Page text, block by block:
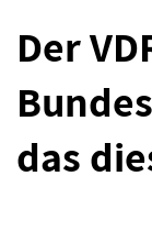
Der
das